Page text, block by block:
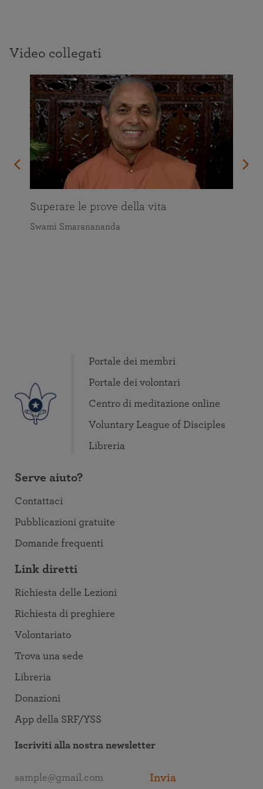
Video collegati
Superare le prove della vita
Swami Smaranananda
Portale dei membri
Portale dei volontari
Centro di meditazione online
Voluntary League of Disciples
Libreria
Serve aiuto?
Contattaci
Pubblicazioni gratuite
Domande frequenti
Link diretti
Richiesta delle Lezioni
Richiesta di preghiere
Volontariato
Trova una sede
Libreria
Donazioni
App della SRF/YSS
Iscriviti alla nostra newsletter
Invia